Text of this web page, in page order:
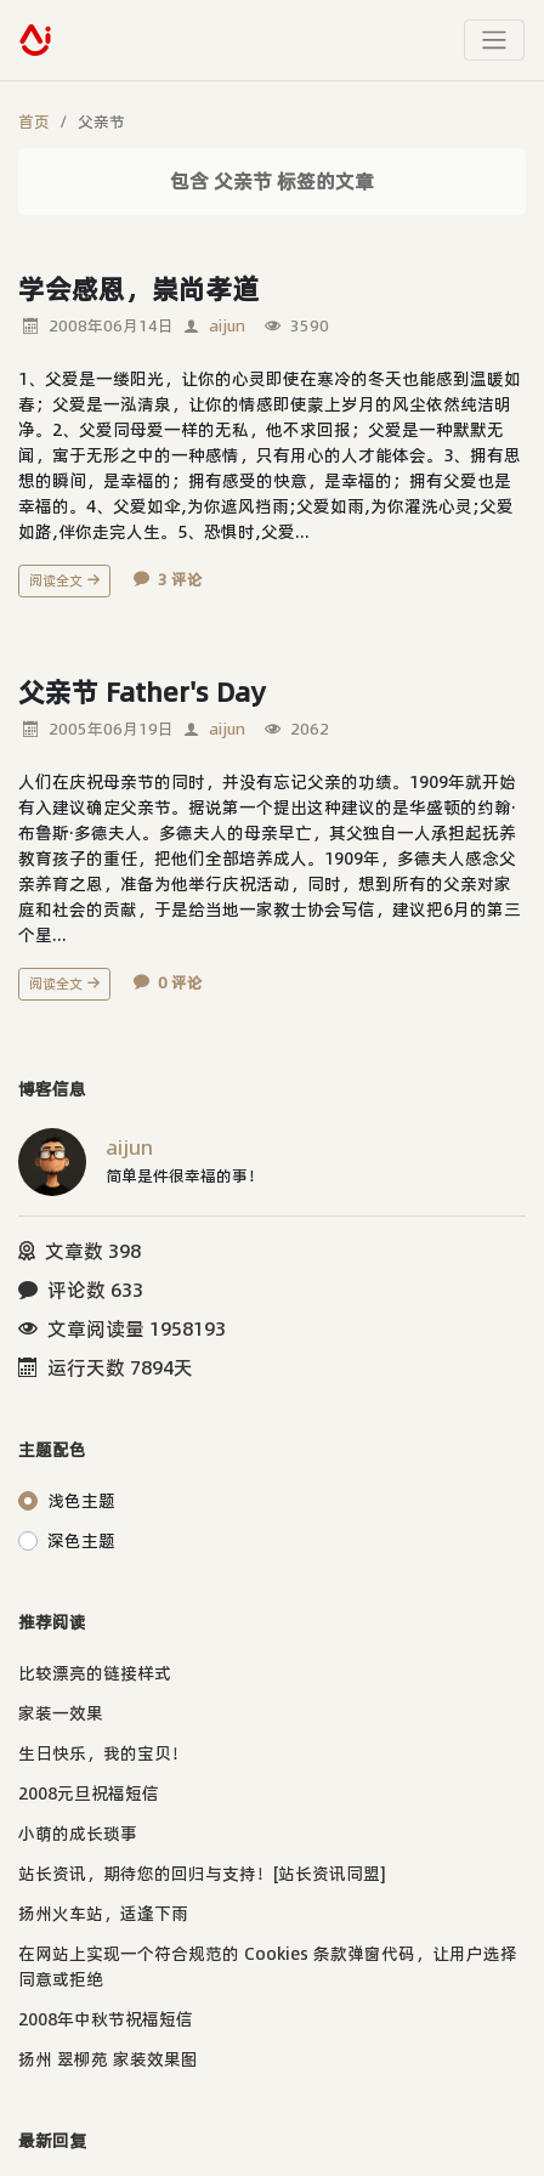
首页 父亲节
包含 父亲节 标签的文章
学会感恩，崇尚孝道
2008年06月14日 aijun 3590
1、父爱是一缕阳光，让你的心灵即使在寒冷的冬天也能感到温暖如
春；父爱是一泓清泉，让你的情感即使蒙上岁月的风尘依然纯洁明
净。2、父爱同母爱一样的无私，他不求回报；父爱是一种默默无
闻，寓于无形之中的一种感情，只有用心的人才能体会。3、拥有思
想的瞬间，是幸福的；拥有感受的快意，是幸福的；拥有父爱也是
幸福的。4、父爱如伞,为你遮风挡雨;父爱如雨,为你濯洗心灵;父爱
如路,伴你走完人生。5、恐惧时,父爱...
阅读全文 3 评论
父亲节 Father's Day
2005年06月19日 aijun 2062
人们在庆祝母亲节的同时，并没有忘记父亲的功绩。1909年就开始
有入建议确定父亲节。据说第一个提出这种建议的是华盛顿的约翰·
布鲁斯·多德夫人。多德夫人的母亲早亡，其父独自一人承担起抚养
教育孩子的重任，把他们全部培养成人。1909年，多德夫人感念父
亲养育之恩，准备为他举行庆祝活动，同时，想到所有的父亲对家
庭和社会的贡献，于是给当地一家教士协会写信，建议把6月的第三
个星...
阅读全文 0 评论
博客信息
aijun
简单是件很幸福的事！
文章数 398
评论数 633
文章阅读量 1958193
运行天数 7894天
主题配色
浅色主题
深色主题
推荐阅读
比较漂亮的链接样式
家装一效果
生日快乐，我的宝贝！
2008元旦祝福短信
小萌的成长琐事
站长资讯，期待您的回归与支持！[站长资讯同盟]
扬州火车站，适逢下雨
在网站上实现一个符合规范的 Cookies 条款弹窗代码，让用户选择
同意或拒绝
2008年中秋节祝福短信
扬州 翠柳苑 家装效果图
最新回复